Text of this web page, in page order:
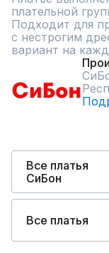
плательной
Подходит для
с нестрогим
вариант на
Все платья
СиБон
Все платья